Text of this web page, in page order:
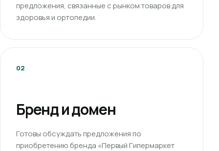
предложения, связанные с рынком товаров для
здоровья и ортопедии.
02
Бренд и домен
Готовы обсуждать предложения по
приобретению бренда «Первый Гипермаркет